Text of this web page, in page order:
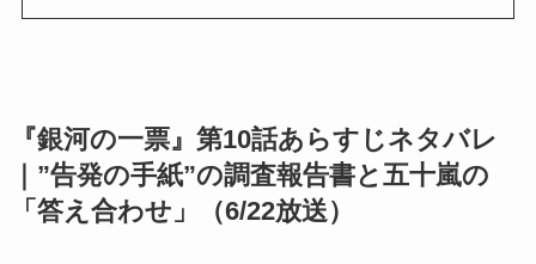
『銀河の一票』第10話あらすじネタバレ
｜”告発の手紙”の調査報告書と五十嵐の
「答え合わせ」（6/22放送）